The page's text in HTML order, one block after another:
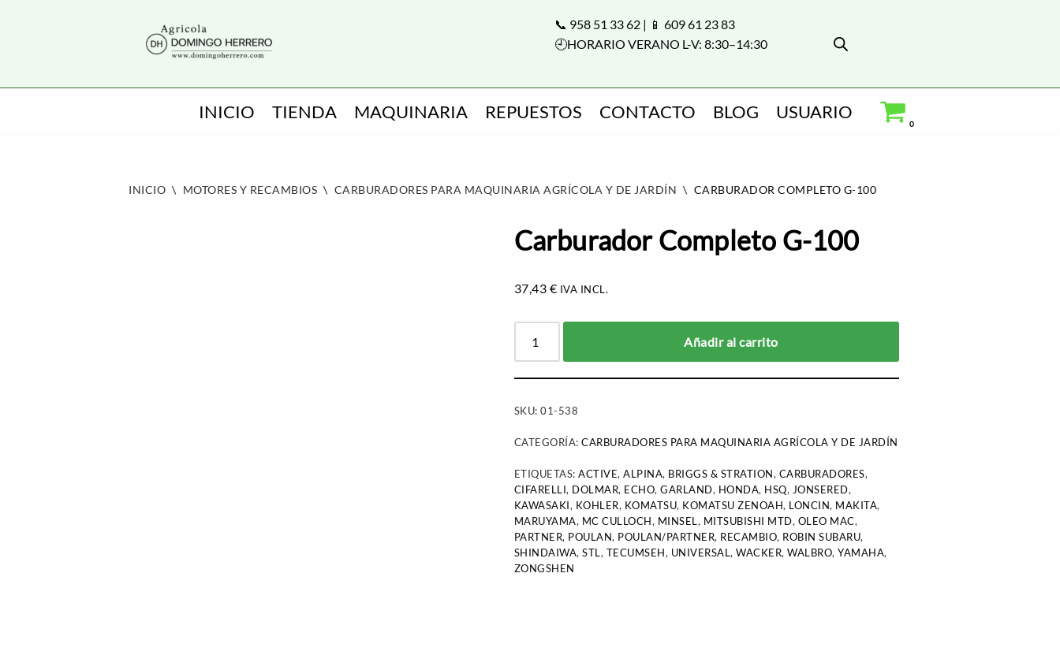
📞 958 51 33 62 | 📱 609 61 23 83
🕘HORARIO VERANO L-V: 8:30–14:30
INICIO TIENDA MAQUINARIA REPUESTOS CONTACTO BLOG USUARIO
0
INICIO \ MOTORES Y RECAMBIOS \ CARBURADORES PARA MAQUINARIA AGRÍCOLA Y DE JARDÍN \ CARBURADOR COMPLETO G-100
Carburador Completo G-100
37,43 € IVA INCL.
Añadir al carrito
SKU:01-538
CATEGORÍA:CARBURADORES PARA MAQUINARIA AGRÍCOLA Y DE JARDÍN
ETIQUETAS:ACTIVE,ALPINA, BRIGGS & STRATION, CARBURADORES,
CIFARELLI, DOLMAR, ECHO,GARLAND, HONDA, HSQ, JONSERED,
KAWASAKI, KOHLER, KOMATSU, KOMATSU ZENOAH, LONCIN, MAKITA,
MARUYAMA, MC CULLOCH, MINSEL, MITSUBISHI MTD, OLEO MAC,
PARTNER, POULAN, POULAN/PARTNER, RECAMBIO, ROBIN SUBARU,
SHINDAIWA,STL, TECUMSEH, UNIVERSAL,WACKER,WALBRO,YAMAHA,
ZONGSHEN